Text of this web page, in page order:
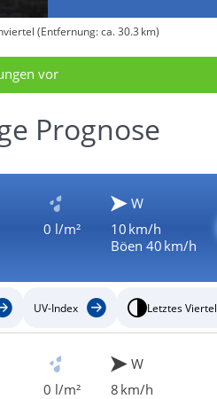
(Entfernung: ca. 30.3 km)
vor
Prognose
0 l/m²
W
10 km/h
Böen 40 km/h
UV-Index Letztes Viertel
0 l/m²
W
8 km/h